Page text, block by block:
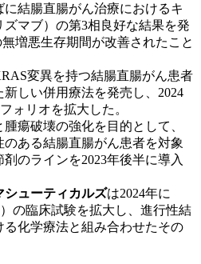
に結腸直腸がん治療におけるキ
マブ）の第3相良好な結果を発
増悪生存期間が改善されたこと
変異を持つ結腸直腸がん患者
しい併用療法を発売し、2024
ォリオを拡大した。
瘍破壊の強化を目的として、
ある結腸直腸がん患者を対象
のラインを2023年後半に導入
シューティカルズは2024年に
の臨床試験を拡大し、進行性結
化学療法と組み合わせたその